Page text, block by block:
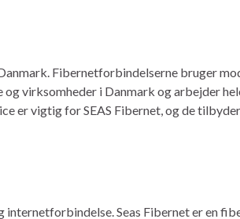
Fibernetforbindelserne bruger
virksomheder i Danmark og arbejder
er vigtig for SEAS Fibernet, og de
internetforbindelse. Seas Fibernet er en